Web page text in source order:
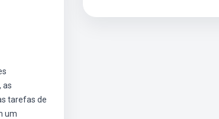
as
tarefas de
um